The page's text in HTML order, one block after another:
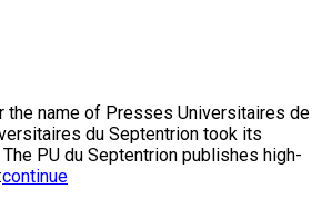
the name of Presses Universitaires de
du Septentrion took its
PU du Septentrion publishes high-
continue